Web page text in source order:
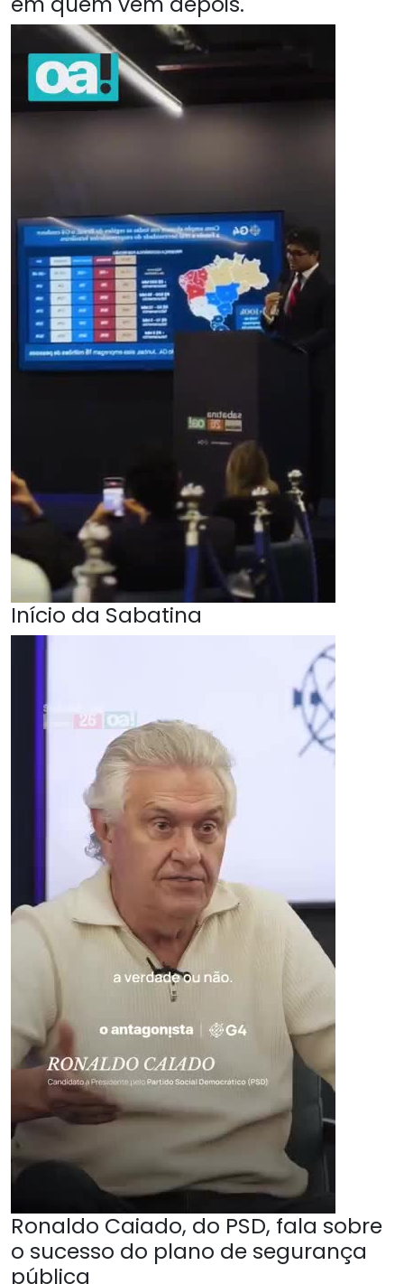
Início da Sabatina
Ronaldo Caiado, do PSD, fala sobre
o sucesso do plano de segurança
pública